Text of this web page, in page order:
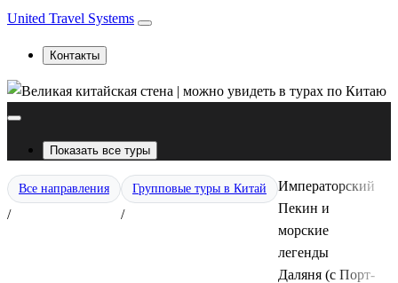
United Travel Systems
Контакты
Показать все туры
Все направления
/
Групповые туры в Китай
/
Императорский
Пекин и
морские
легенды
Даляня (с Порт-